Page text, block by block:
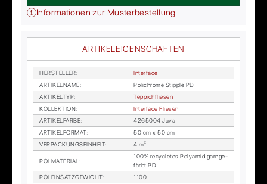
Informationen zur Musterbestellung
ARTIKELEIGENSCHAFTEN
HER­STEL­LER:
In­ter­face
AR­TI­KEL­NA­ME:
Po­lichro­me Stipp­le PD
AR­TI­KEL­TYP:
Tep­pich­flie­sen
KOL­LEK­TI­ON:
In­ter­face Flie­sen
AR­TI­KEL­FAR­BE:
4265004 Java
AR­TI­KEL­FOR­MAT:
50 cm x 50 cm
VER­PA­CKUNGS­EIN­HEIT: 4 m²
POL­MA­TE­RI­AL :
100% re­cy­cle­tes Po­ly­amid garn­ge­
färbt PD
POL­EIN­SATZ­GE­WICHT:
1100